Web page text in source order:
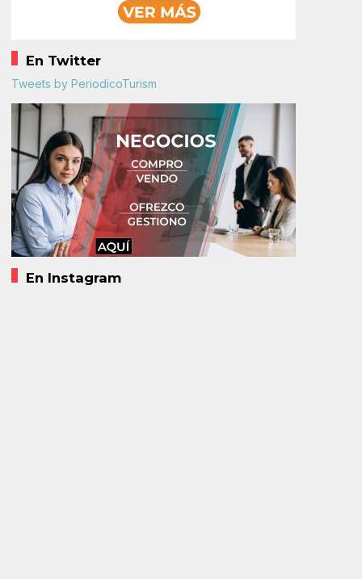
En Twitter
Tweets by PeriodicoTurism
En Instagram